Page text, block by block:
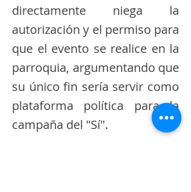
directamente niega la
autorización y el permiso para
que el evento se realice en la
parroquia, argumentando que
su único fin sería servir como
plataforma política para la
campaña del "Sí".